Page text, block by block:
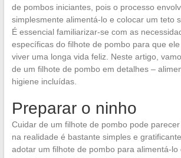
de pombos iniciantes, pois o processo
simplesmente alimentá-lo e colocar um teto
É essencial familiarizar-se com as
específicas do filhote de pombo para que
viver uma longa vida feliz. Neste artigo,
de um filhote de pombo em detalhes –
higiene incluídas.
Preparar o ninho
Cuidar de um filhote de pombo pode
na realidade é bastante simples e
adotar um filhote de pombo para alimentá-lo